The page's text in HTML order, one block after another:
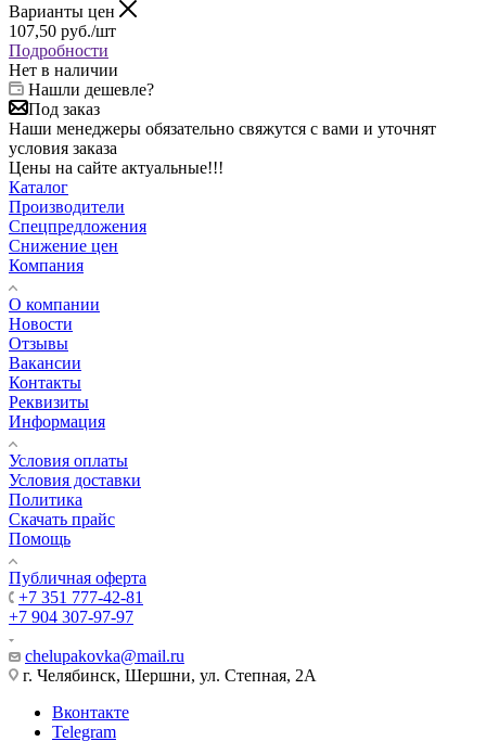
Варианты цен
107,50 руб./шт
Подробности
Нет в наличии
Нашли дешевле?
Под заказ
Наши менеджеры обязательно свяжутся с вами и уточнят
условия заказа
Цены на сайте актуальные!!!
Каталог
Производители
Спецпредложения
Снижение цен
Компания
О компании
Новости
Отзывы
Вакансии
Контакты
Реквизиты
Информация
Условия оплаты
Условия доставки
Политика
Скачать прайс
Помощь
Публичная оферта
+7 351 777-42-81
+7 904 307-97-97
chelupakovka@mail.ru
г. Челябинск, Шершни, ул. Степная, 2А
Вконтакте
Telegram